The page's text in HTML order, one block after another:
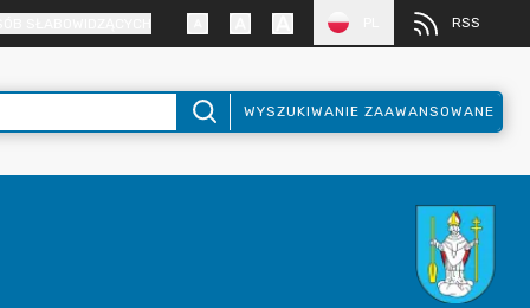
RSS
WYSZUKIWANIE ZAAWANSOWANE